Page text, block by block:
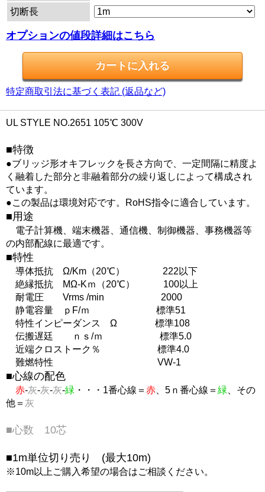
切断長
オプションの値段詳細はこちら
特定商取引法に基づく表記 (返品など)
UL STYLE NO.2651 105℃ 300V
■特徴
●ブリッジ形オキフレックを長さ方向で、一定間隔に精度よ
く融着した部分と非融着部分の繰り返しによって構成され
ています。
●この製品は環境対応です。RoHS指令に適合しています。
■用途
電子計算機、端末機器、通信機、制御機器、事務機器等
の内部配線に最適です。
■特性
導体抵抗 Ω/Km（20℃） 222以下
絶縁抵抗 MΩ-Kｍ（20℃） 100以上
耐電圧 Vrms /min 2000
静電容量 ｐF/ｍ 標準51
特性インピーダンス Ω 標準108
伝搬遅廷 ｎｓ/ｍ 標準5.0
近端クロストーク％ 標準4.0
難燃特性 VW-1
■心線の配色
赤-灰-灰-灰-緑 ・・・1番心線＝ 赤 、5ｎ番心線＝ 緑 、その
他＝ 灰
■心数 10芯
■1m単位切り売り (最大10m)
※10m以上ご購入希望の場合はご相談ください。